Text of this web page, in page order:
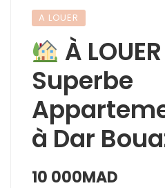
A LOUER
À
Superbe
à Dar
10 000MAD